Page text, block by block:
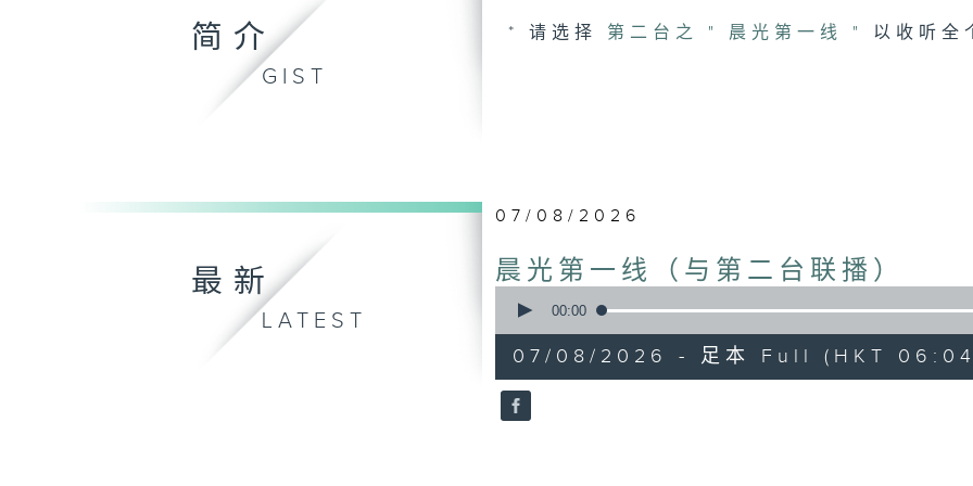
简介
GIST
* 请选择 第二台之 " 晨光第一线 " 以收听全
最新
LATEST
07/08/2026
晨光第一线（与第二台联播）
seconds
56
minutes,
0
seconds
90%
00:00
07/08/2026 - 足本 Full (HKT